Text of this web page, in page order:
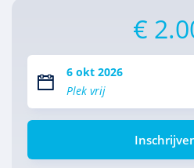
€
6 okt 2026
Plek vrij